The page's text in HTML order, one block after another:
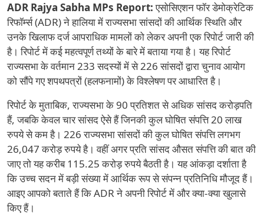
ADR Rajya Sabha MPs Report:एसोसिएशन फॉर डेमोक्रेटिक
रिफॉर्म्स (ADR) ने हालिया में राज्यसभा सांसदों की आर्थिक स्थिति और
उनके खिलाफ दर्ज आपराधिक मामलों को लेकर अपनी एक रिपोर्ट जारी की
है। रिपोर्ट में कई महत्वपूर्ण तथ्यों के बारे में बताया गया है। यह रिपोर्ट
राज्यसभा के वर्तमान 233 सदस्यों में से 226 सांसदों द्वारा चुनाव आयोग
को सौंपे गए शपथपत्रों (हलफनामों) के विश्लेषण पर आधारित है।
रिपोर्ट के मुताबिक, राज्यसभा के 90 प्रतिशत से अधिक सांसद करोड़पति
हैं, जबकि केवल चार सांसद ऐसे हैं जिनकी कुल घोषित संपत्ति 20 लाख
रुपये से कम है। 226 राज्यसभा सांसदों की कुल घोषित संपत्ति लगभग
26,047 करोड़ रुपये है। वहीं अगर प्रति सांसद औसत संपत्ति की बात की
जाए तो यह करीब 115.25 करोड़ रुपये बैठती है। यह आंकड़ा दर्शाता है
कि उच्च सदन में बड़ी संख्या में आर्थिक रूप से संपन्न प्रतिनिधि मौजूद हैं।
आइए आपको बताते हैं कि ADR ने अपनी रिपोर्ट में और क्या-क्या खुलासे
किए हैं।